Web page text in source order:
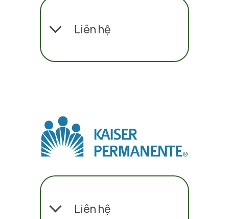
Liên hệ
Liên hệ